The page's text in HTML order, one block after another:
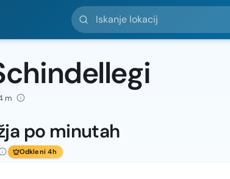
Iskanje lokacij
m
po minutah
Odkleni 4h